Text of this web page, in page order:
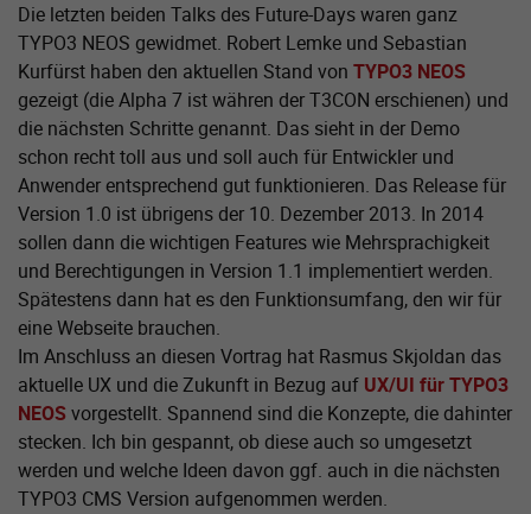
Die letzten beiden Talks des Future-Days waren ganz
TYPO3 NEOS gewidmet. Robert Lemke und Sebastian
Kurfürst haben den aktuellen Stand von TYPO3 NEOS
gezeigt (die Alpha 7 ist währen der T3CON erschienen) und
die nächsten Schritte genannt. Das sieht in der Demo
schon recht toll aus und soll auch für Entwickler und
Anwender entsprechend gut funktionieren. Das Release für
Version 1.0 ist übrigens der 10. Dezember 2013. In 2014
sollen dann die wichtigen Features wie Mehrsprachigkeit
und Berechtigungen in Version 1.1 implementiert werden.
Spätestens dann hat es den Funktionsumfang, den wir für
eine Webseite brauchen.
Im Anschluss an diesen Vortrag hat Rasmus Skjoldan das
aktuelle UX und die Zukunft in Bezug auf UX/UI für TYPO3
NEOS vorgestellt. Spannend sind die Konzepte, die dahinter
stecken. Ich bin gespannt, ob diese auch so umgesetzt
werden und welche Ideen davon ggf. auch in die nächsten
TYPO3 CMS Version aufgenommen werden.